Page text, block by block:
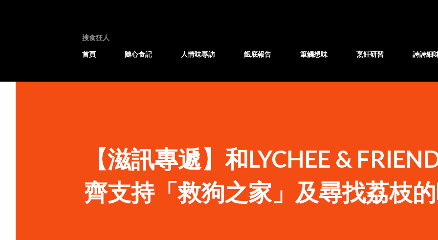
搜食狂人
首頁
隨心食記 人情味專訪 餓底報告 筆觸想味 烹飪研習 詩詩細
【滋訊專遞】和LYCHEE &
齊支持「救狗之家」及尋找荔枝